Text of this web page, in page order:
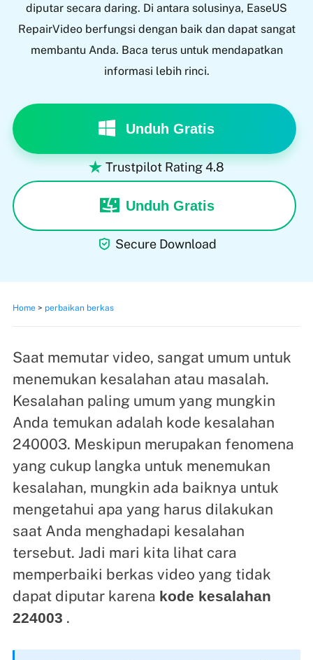
diputar secara daring. Di antara solusinya, EaseUS
RepairVideo berfungsi dengan baik dan dapat sangat
membantu Anda. Baca terus untuk mendapatkan
informasi lebih rinci.
Unduh Gratis
 Trustpilot Rating 4.8
Unduh Gratis
 Secure Download
Home> perbaikan berkas
Saat memutar video, sangat umum untuk
menemukan kesalahan atau masalah.
Kesalahan paling umum yang mungkin
Anda temukan adalah kode kesalahan
240003. Meskipun merupakan fenomena
yang cukup langka untuk menemukan
kesalahan, mungkin ada baiknya untuk
mengetahui apa yang harus dilakukan
saat Anda menghadapi kesalahan
tersebut. Jadi mari kita lihat cara
memperbaiki berkas video yang tidak
dapat diputar karena kode kesalahan
224003 .